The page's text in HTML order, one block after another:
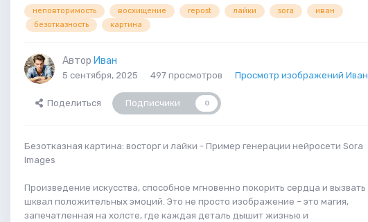
неповторимость восхищение repost лайки sora
иван
безотказность
картина
Автор Иван
5 сентября, 2025 497 просмотров Просмотр изображений Иван
Поделиться Подписчики 0
Безотказная картина: восторг и лайки - Пример генерации нейросети Sora
Images
Произведение искусства, способное мгновенно покорить сердца и вызвать
шквал положительных эмоций. Это не просто изображение – это магия,
запечатленная на холсте, где каждая деталь дышит жизнью и